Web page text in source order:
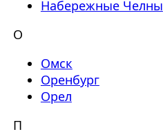
Набережные Челны
О
Омск
Оренбург
Орел
П